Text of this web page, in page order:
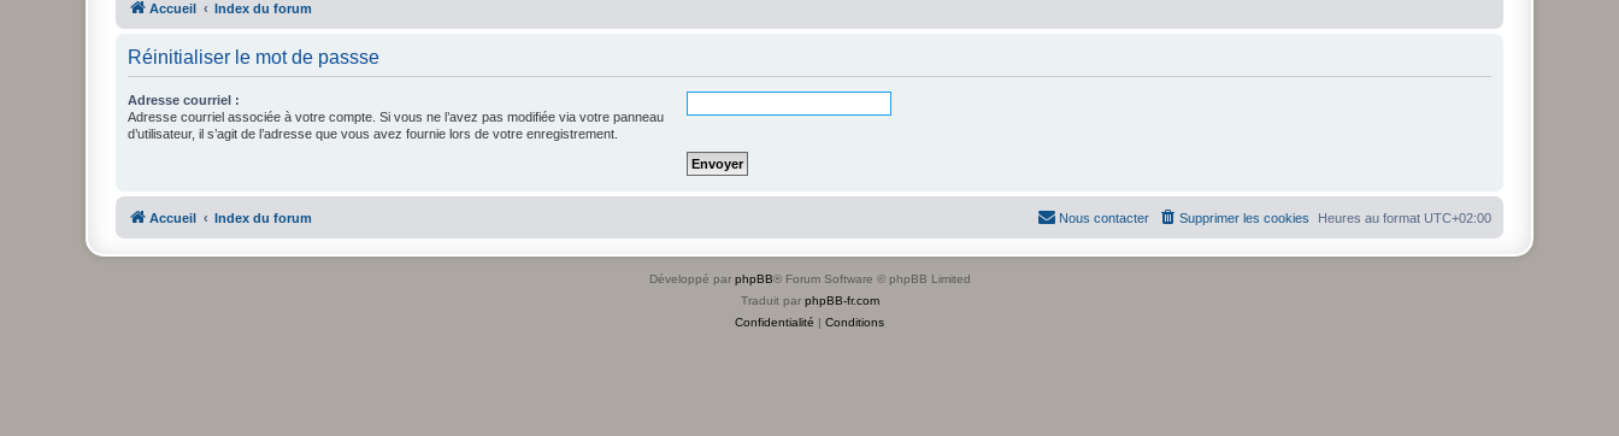
Accueil Index du forum
Réinitialiser le mot de passse
Adresse courriel :
Adresse courriel associée à votre compte. Si vous ne l’avez pas modifiée via votre panneau
d’utilisateur, il s’agit de l’adresse que vous avez fournie lors de votre enregistrement.
Accueil Index du forum Heures au format UTC+02:00
Supprimer les cookies
Nous contacter
Développé par phpBB® Forum Software © phpBB Limited
Traduit par phpBB-fr.com
Confidentialité | Conditions